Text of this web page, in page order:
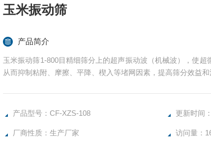
玉米振动筛
产品简介
玉米振动筛1-800目精细筛分上的超声振动波（机械波），使超
从而抑制粘附、摩擦、平降、楔入等堵网因素，提高筛分效益和
产品型号：CF-XZS-108 更新时间
厂商性质：生产厂家 访问量：